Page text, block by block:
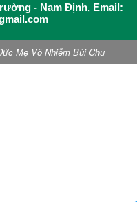
- Nam Định, Email:
Mẹ Vô Nhiễm Bùi Chu